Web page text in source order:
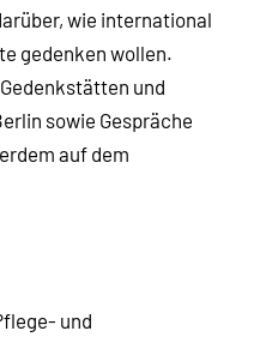
wie international
gedenken wollen.
und
sowie Gespräche
auf dem
und